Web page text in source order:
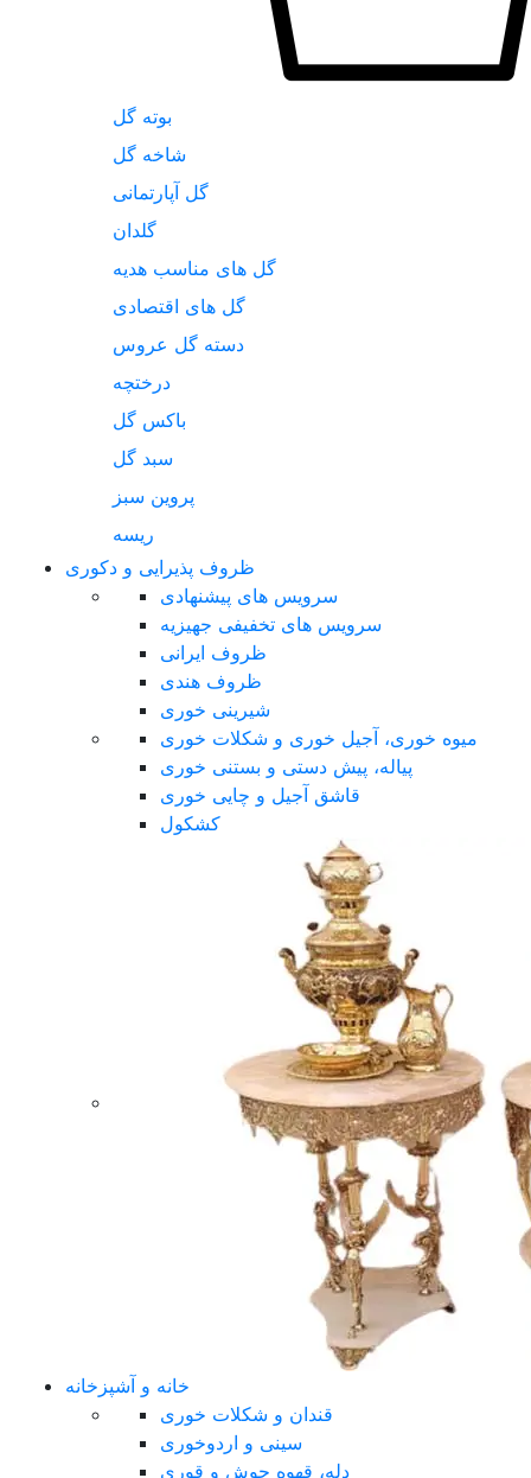
بوته گل
شاخه گل
گل آپارتمانی
گلدان
گل های مناسب هدیه
گل های اقتصادی
دسته گل عروس
درختچه
باکس گل
سبد گل
پروین سبز
ریسه
ظروف پذیرایی و دکوری
سرویس های پیشنهادی
سرویس های تخفیفی جهیزیه
ظروف ایرانی
ظروف هندی
شیرینی خوری
میوه خوری، آجیل خوری و شکلات خوری
پیاله، پیش دستی و بستنی خوری
قاشق آجیل و چایی خوری
کشکول
خانه و آشپزخانه
قندان و شکلات خوری
سینی و اردوخوری
دله، قهوه جوش و قوری